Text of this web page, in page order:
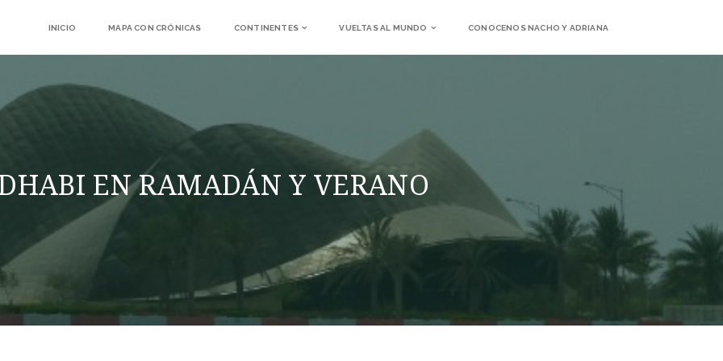
INICIO MAPA CON CRÓNICAS CONTINENTES VUELTAS AL MUNDO CONOCENOS NACHO Y ADRIANA
EN RAMADÁN Y VERANO